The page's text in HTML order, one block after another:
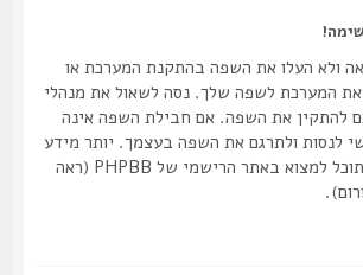
העלו את השפה בהתקנת המערכת או
לשפה שלך. נסה לשאול את מנהלי
את השפה. אם חבילת השפה אינה
ולתרגם את השפה בעצמך. יותר מידע
אודות תירגום שפה תוכל למצוא באתר הרישמי של PHPBB (ראה